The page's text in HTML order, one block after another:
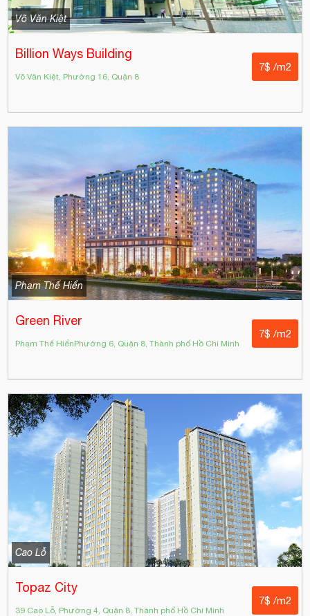
Võ Văn Kiệt
Billion Ways Building
Võ Văn Kiệt, Phường 16, Quận 8
7$ /m2
Phạm Thế Hiển
Green River
Phạm Thế HiểnPhường 6, Quận 8, Thành phố Hồ Chí Minh
7$ /m2
Cao Lỗ
Topaz City
39 Cao Lỗ, Phường 4, Quận 8, Thành phố Hồ Chí Minh
7$ /m2